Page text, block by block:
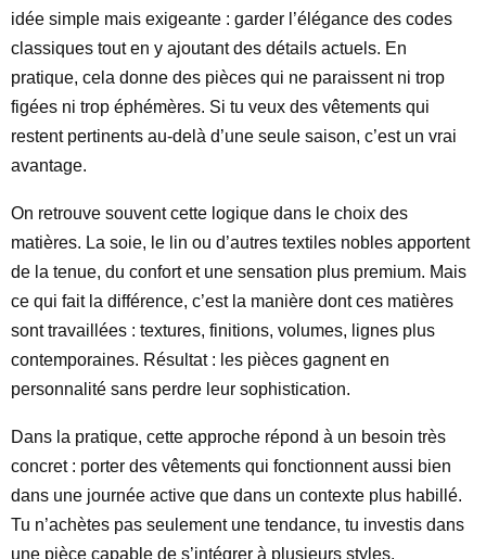
idée simple mais exigeante : garder l’élégance des codes
classiques tout en y ajoutant des détails actuels. En
pratique, cela donne des pièces qui ne paraissent ni trop
figées ni trop éphémères. Si tu veux des vêtements qui
restent pertinents au-delà d’une seule saison, c’est un vrai
avantage.
On retrouve souvent cette logique dans le choix des
matières. La soie, le lin ou d’autres textiles nobles apportent
de la tenue, du confort et une sensation plus premium. Mais
ce qui fait la différence, c’est la manière dont ces matières
sont travaillées : textures, finitions, volumes, lignes plus
contemporaines. Résultat : les pièces gagnent en
personnalité sans perdre leur sophistication.
Dans la pratique, cette approche répond à un besoin très
concret : porter des vêtements qui fonctionnent aussi bien
dans une journée active que dans un contexte plus habillé.
Tu n’achètes pas seulement une tendance, tu investis dans
une pièce capable de s’intégrer à plusieurs styles.